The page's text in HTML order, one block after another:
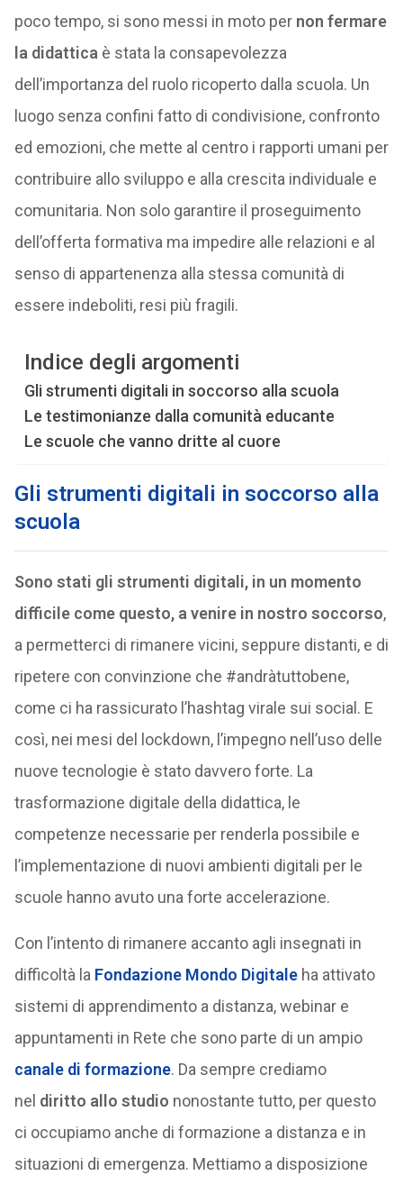
poco tempo, si sono messi in moto pernon fermare
la didattica è stata la consapevolezza
dell’importanza del ruolo ricoperto dalla scuola. Un
luogo senza confini fatto di condivisione, confronto
ed emozioni, che mette al centro i rapporti umani per
contribuire allo sviluppo e alla crescita individuale e
comunitaria. Non solo garantire il proseguimento
dell’offerta formativa ma impedire alle relazioni e al
senso di appartenenza alla stessa comunità di
essere indeboliti, resi più fragili.
Indice degli argomenti
Gli strumenti digitali in soccorso alla scuola
Le testimonianze dalla comunità educante
Le scuole che vanno dritte al cuore
Gli strumenti digitali in soccorso alla
scuola
Sono stati gli strumenti digitali, in un momento
difficile come questo, a venire in nostro soccorso,
a permetterci di rimanere vicini, seppure distanti, e di
ripetere con convinzione che #andràtuttobene,
come ci ha rassicurato l’hashtag virale sui social. E
così, nei mesi del lockdown, l’impegno nell’uso delle
nuove tecnologie è stato davvero forte. La
trasformazione digitale della didattica, le
competenze necessarie per renderla possibile e
l’implementazione di nuovi ambienti digitali per le
scuole hanno avuto una forte accelerazione.
Con l’intento di rimanere accanto agli insegnati in
difficoltà la Fondazione Mondo Digitaleha attivato
sistemi di apprendimento a distanza, webinar e
appuntamenti in Rete che sono parte di un ampio
canale di formazione. Da sempre crediamo
nel diritto allo studio nonostante tutto, per questo
ci occupiamo anche di formazione a distanza e in
situazioni di emergenza. Mettiamo a disposizione